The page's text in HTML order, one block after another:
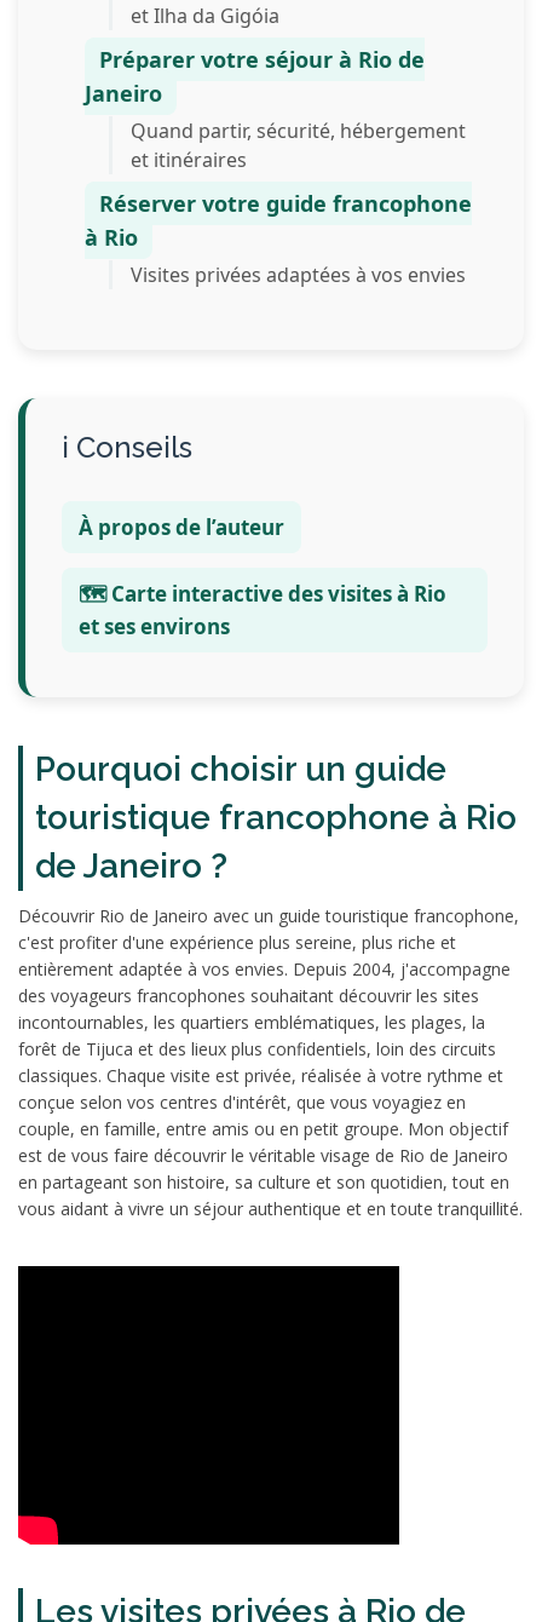
et Ilha da Gigóia
Préparer votre séjour à Rio de
Janeiro
Quand partir, sécurité, hébergement
et itinéraires
Réserver votre guide francophone
à Rio
Visites privées adaptées à vos envies
Conseils
À propos de l’auteur
🗺️ Carte interactive des visites à Rio
et ses environs
Pourquoi choisir un guide
touristique francophone à Rio
de Janeiro ?
Découvrir Rio de Janeiro avec un guide touristique francophone,
c'est profiter d'une expérience plus sereine, plus riche et
entièrement adaptée à vos envies. Depuis 2004, j'accompagne
des voyageurs francophones souhaitant découvrir les sites
incontournables, les quartiers emblématiques, les plages, la
forêt de Tijuca et des lieux plus confidentiels, loin des circuits
classiques. Chaque visite est privée, réalisée à votre rythme et
conçue selon vos centres d'intérêt, que vous voyagiez en
couple, en famille, entre amis ou en petit groupe. Mon objectif
est de vous faire découvrir le véritable visage de Rio de Janeiro
en partageant son histoire, sa culture et son quotidien, tout en
vous aidant à vivre un séjour authentique et en toute tranquillité.
Les visites privées à Rio de